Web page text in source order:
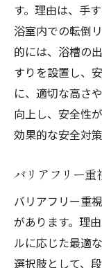
す。理由は、手
浴室内での転倒
的には、浴槽の
すりを設置し、
に、適切な高さ
向上し、安全性
効果的な安全対
バリアフリー重
バリアフリー重
があります。理
ルに応じた最適
選択肢として、